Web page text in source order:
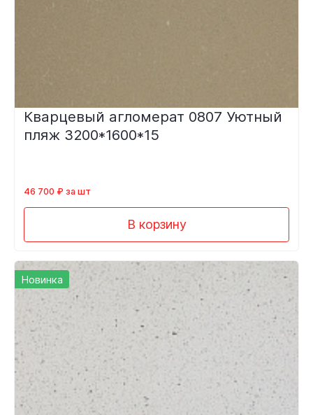
Кварцевый агломерат 0807 Уютный
пляж 3200*1600*15
46 700 ₽ за шт
В корзину
Новинка